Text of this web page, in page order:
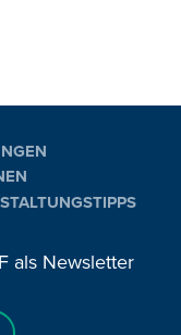
als Newsletter